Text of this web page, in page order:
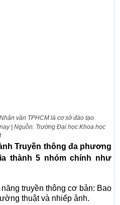
văn TPHCM là cơ sở đào tạo
| Nguồn: Trường Đại học Khoa học
Truyền thông đa phương
thành 5 nhóm chính như
truyền thông cơ bản: Bao
thuật và nhiếp ảnh.